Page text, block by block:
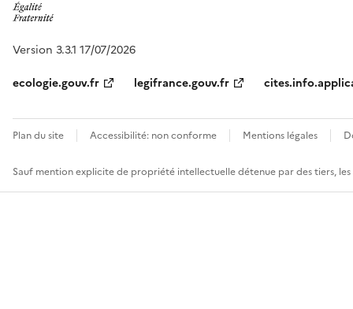
Version 3.3.1 17/07/2026
ecologie.gouv.fr
legifrance.gouv.fr
Plan du site Accessibilité: non conforme Mentions légales
Sauf mention explicite de propriété intellectuelle détenue par des tiers,